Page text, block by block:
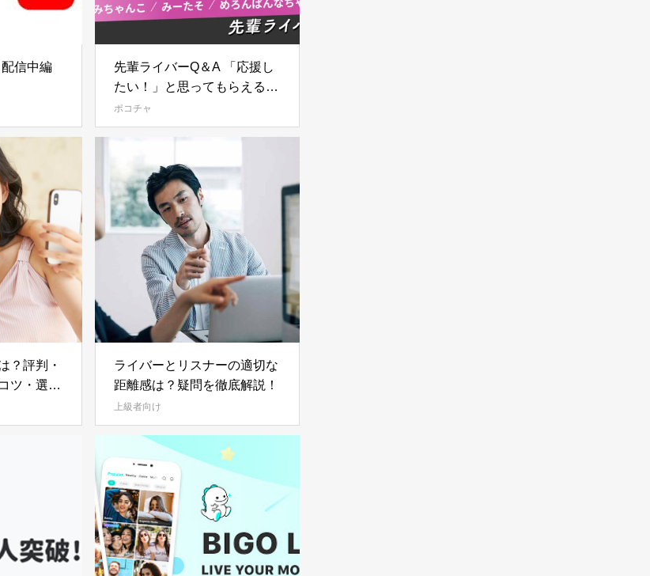
信中編
先輩ライバーQ＆A 「応援し
たい！」と思ってもらえるラ
イバーになるにはどうすれば
いいの？
ポコチャ
？評判・
ツ・選ぶ
方を紹介
ライバーとリスナーの適切な
距離感は？疑問を徹底解説！
上級者向け